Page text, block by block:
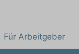
Für Arbeitgeber